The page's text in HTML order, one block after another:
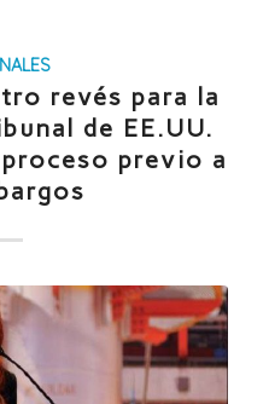
revés para la
de EE.UU.
previo a